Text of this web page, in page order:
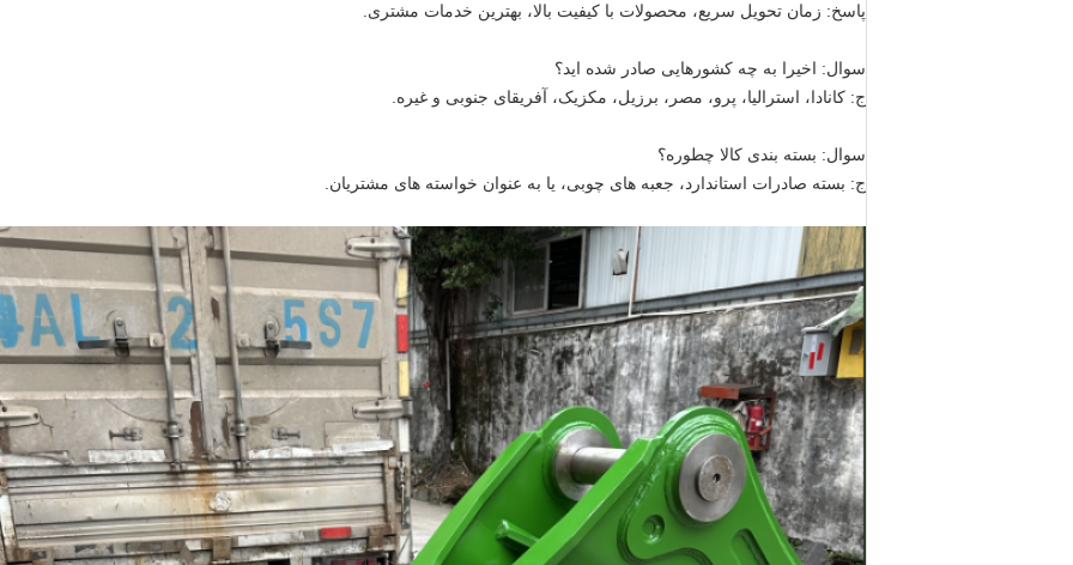
پاسخ: زمان تحویل سریع، محصولات با کیفیت بالا، بهترین خدمات مشتری.
سوال: اخیرا به چه کشورهایی صادر شده اید؟
ج: کانادا، استرالیا، پرو، مصر، برزیل، مکزیک، آفریقای جنوبی و غیره.
سوال: بسته بندی کالا چطوره؟
ج: بسته صادرات استاندارد، جعبه های چوبی، یا به عنوان خواسته های مشتریان.